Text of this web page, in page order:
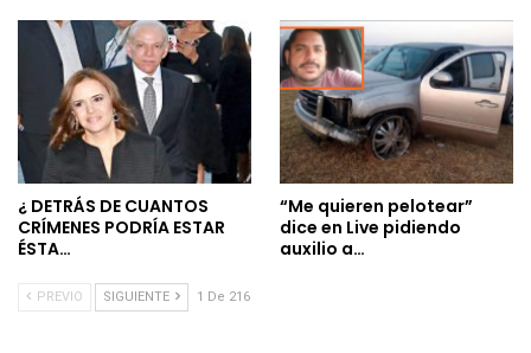
¿ DETRÁS DE CUANTOS
CRÍMENES PODRÍA ESTAR
ÉSTA…
“Me quieren pelotear”
dice en Live pidiendo
auxilio a…
PREVIO SIGUIENTE 1 De 216